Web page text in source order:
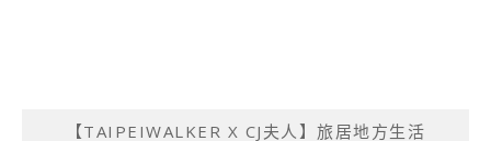
【TAIPEIWALKER X CJ夫人】旅居地方生活